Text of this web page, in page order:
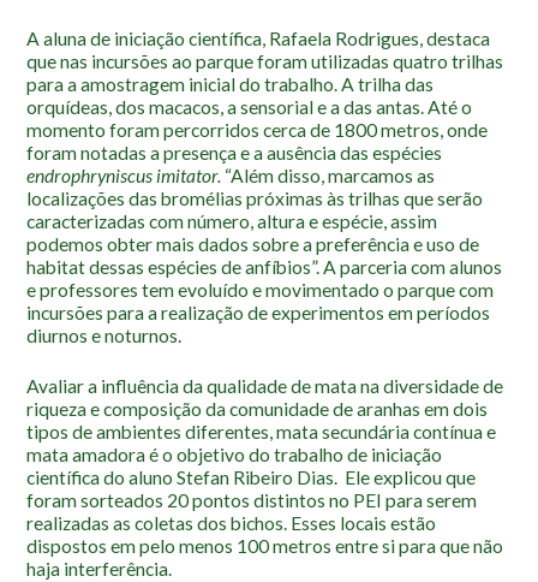
Assessoria de Imprensa
Localização
A aluna de iniciação científica, Rafaela Rodrigues, destaca
que nas incursões ao parque foram utilizadas quatro trilhas
para a amostragem inicial do trabalho. A trilha das
orquídeas, dos macacos, a sensorial e a das antas. Até o
momento foram percorridos cerca de 1800 metros, onde
foram notadas a presença e a ausência das espécies
endrophryniscus imitator. “Além disso, marcamos as
localizações das bromélias próximas às trilhas que serão
caracterizadas com número, altura e espécie, assim
podemos obter mais dados sobre a preferência e uso de
habitat dessas espécies de anfíbios”. A parceria com alunos
e professores tem evoluído e movimentado o parque com
incursões para a realização de experimentos em períodos
diurnos e noturnos.
Avaliar a influência da qualidade de mata na diversidade de
riqueza e composição da comunidade de aranhas em dois
tipos de ambientes diferentes, mata secundária contínua e
mata amadora é o objetivo do trabalho de iniciação
científica do aluno Stefan Ribeiro Dias. Ele explicou que
foram sorteados 20 pontos distintos no PEI para serem
realizadas as coletas dos bichos. Esses locais estão
dispostos em pelo menos 100 metros entre si para que não
haja interferência.